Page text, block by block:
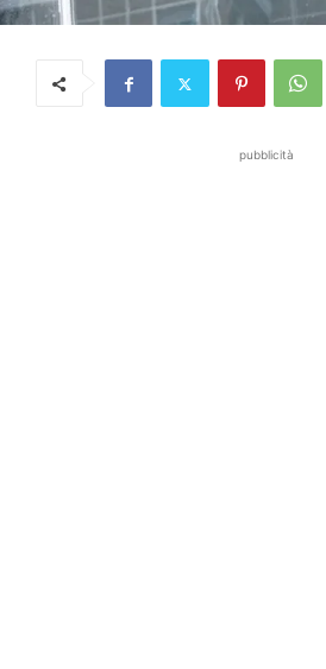
pubblicità